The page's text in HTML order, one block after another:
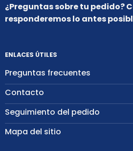
ENLACES ÚTILES
Preguntas frecuentes
Contacto
Seguimiento del pedido
Mapa del sitio
¿Preguntas sobre tu pedido?
responderemos lo antes